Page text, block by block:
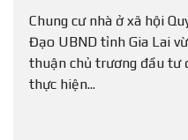
Chung cư nhà ở xã hội
Đạo UBND tỉnh Gia Lai
thuận chủ trương đầu tư
thực hiện...